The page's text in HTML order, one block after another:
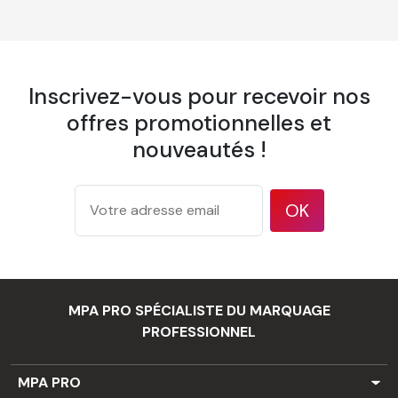
1 spatule à maroufler
1 pulvérisateur
PVC personnalisé
Recouvrement
pose bord
Inscrivez-vous pour recevoir nos
offres promotionnelles et
nouveautés !
OK
MPA PRO SPÉCIALISTE DU MARQUAGE
PROFESSIONNEL
MPA PRO